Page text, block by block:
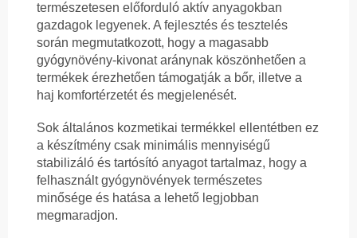
természetesen előforduló aktív anyagokban
gazdagok legyenek. A fejlesztés és tesztelés
során megmutatkozott, hogy a magasabb
gyógynövény-kivonat aránynak köszönhetően a
termékek érezhetően támogatják a bőr, illetve a
haj komfortérzetét és megjelenését.
Sok általános kozmetikai termékkel ellentétben ez
a készítmény csak minimális mennyiségű
stabilizáló és tartósító anyagot tartalmaz, hogy a
felhasznált gyógynövények természetes
minősége és hatása a lehető legjobban
megmaradjon.